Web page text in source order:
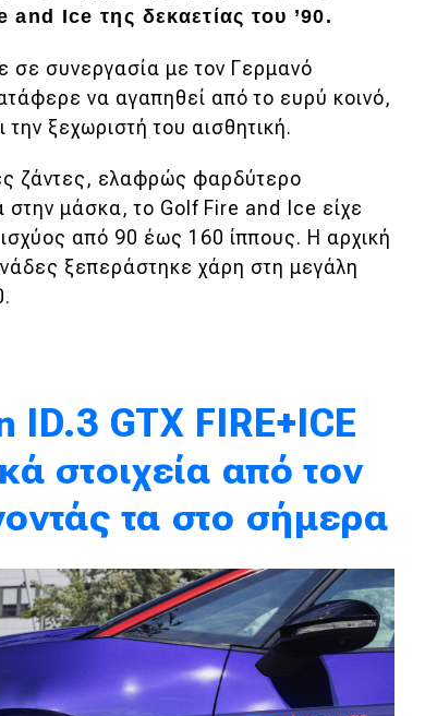
Ice της δεκαετίας του ’90.
σε συνεργασία με τον Γερμανό
να αγαπηθεί από το ευρύ κοινό,
ξεχωριστή του αισθητική.
ζάντες, ελαφρώς φαρδύτερο
στην μάσκα, το Golf Fire and Ice είχε
από 90 έως 160 ίππους. Η αρχική
ξεπεράστηκε χάρη στη μεγάλη
GTX FIRE+ICE
στοιχεία από τον
τα στο σήμερα